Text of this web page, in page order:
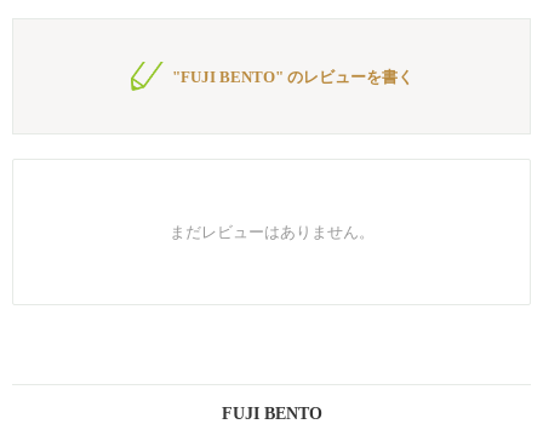
"FUJI BENTO" のレビューを書く
まだレビューはありません。
FUJI BENTO